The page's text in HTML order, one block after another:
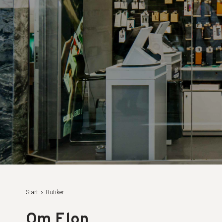
Start Butiker